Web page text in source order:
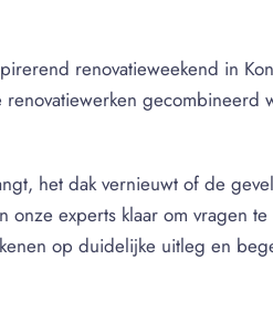
renovatieweekend in
gecombineerd
het dak vernieuwt of de
experts klaar om vragen
op duidelijke uitleg en